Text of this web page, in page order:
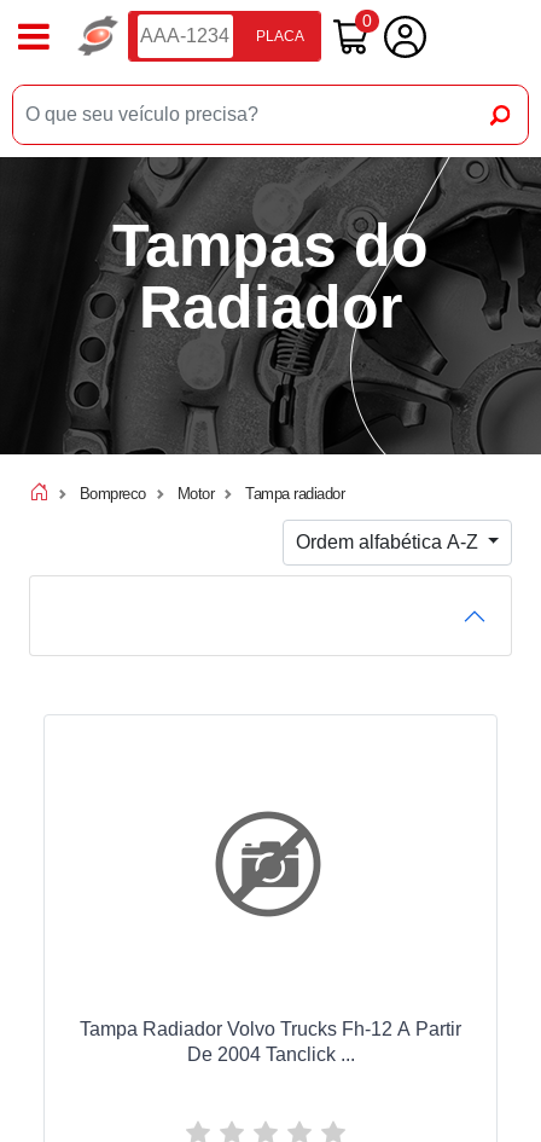
PLACA
0
Tampas do
Radiador
Bompreco Motor Tampa radiador
Ordem alfabética A-Z
Tampa Radiador Volvo Trucks Fh-12 A Partir
De 2004 Tanclick ...